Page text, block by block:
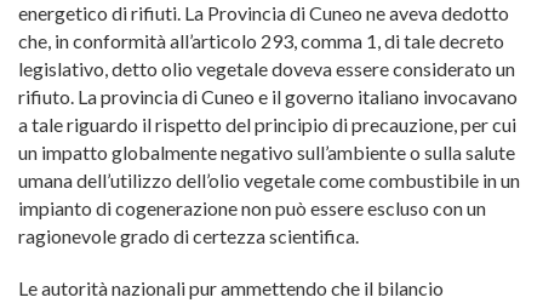
energetico di rifiuti. La Provincia di Cuneo ne aveva dedotto
che, in conformità all’articolo 293, comma 1, di tale decreto
legislativo, detto olio vegetale doveva essere considerato un
rifiuto. La provincia di Cuneo e il governo italiano invocavano
a tale riguardo il rispetto del principio di precauzione, per cui
un impatto globalmente negativo sull’ambiente o sulla salute
umana dell’utilizzo dell’olio vegetale come combustibile in un
impianto di cogenerazione non può essere escluso con un
ragionevole grado di certezza scientifica.
Le autorità nazionali pur ammettendo che il bilancio